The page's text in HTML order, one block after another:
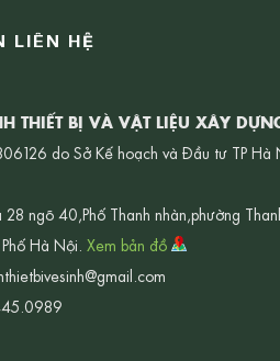
LIÊN HỆ
THIẾT BỊ VÀ VẬT LIỆU XÂY
do Sở Kế hoạch và Đầu tư TP Hà
28 ngõ 40,Phố Thanh nhàn,phường
Hà Nội. Xem bản đồ